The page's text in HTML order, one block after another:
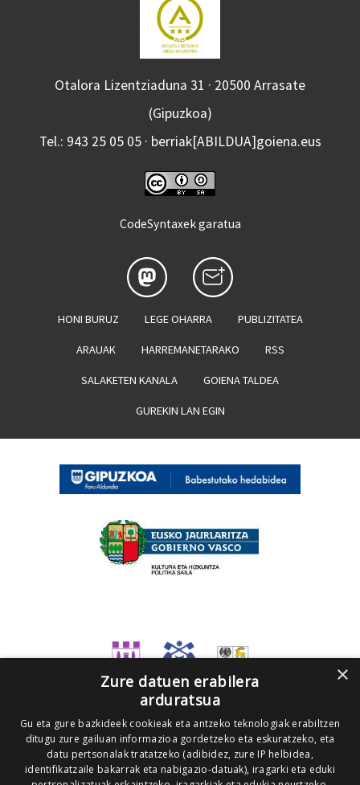
Otalora Lizentziaduna 31 · 20500 Arrasate
(Gipuzkoa)
Tel.: 943 25 05 05 · berriak[ABILDUA]goiena.eus
CodeSyntaxek garatua
HONI BURUZ LEGE OHARRA PUBLIZITATEA
ARAUAK HARREMANETARAKO RSS
SALAKETEN KANALA GOIENA TALDEA
GUREKIN LAN EGIN
×
Zure datuen erabilera
arduratsua
Gu eta gure bazkideek cookieak eta antzeko teknologiak erabiltzen
ditugu zure gailuan informazioa gordetzeko eta eskuratzeko, eta
datu pertsonalak tratatzeko (adibidez, zure IP helbidea,
identifikatzaile bakarrak eta nabigazio-datuak), iragarki eta eduki